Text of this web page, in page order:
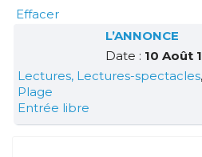
Effacer
L’ANNONCE
Date : 10 Août
Lectures, Lectures-spectacles,
Plage
Entrée libre